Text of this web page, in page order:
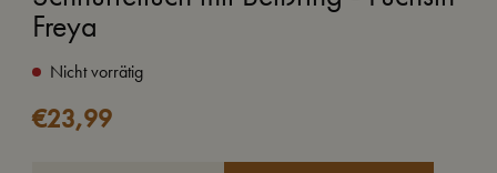
Freya
Nicht vorrätig
€23,99